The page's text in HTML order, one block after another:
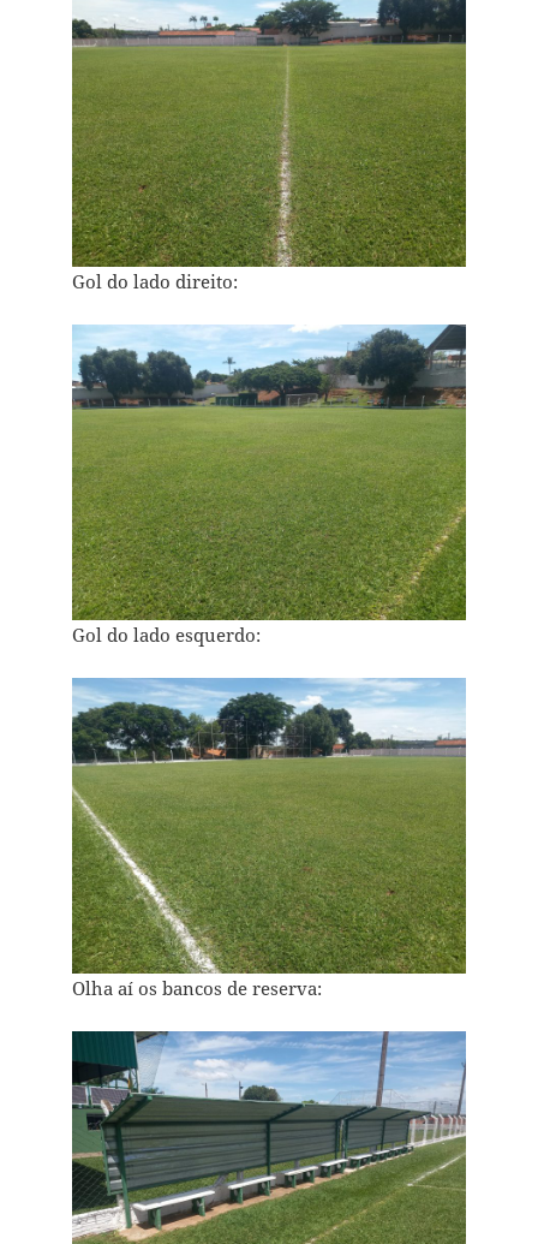
Gol do lado direito:
Gol do lado esquerdo:
Olha aí os bancos de reserva: